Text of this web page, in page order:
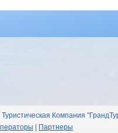
Компания
Партнеры